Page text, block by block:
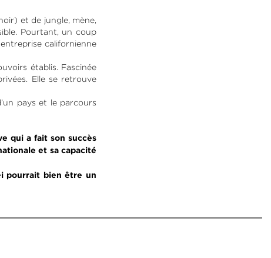
et de jungle, mène,
Pourtant, un coup
californienne
établis. Fascinée
Elle se retrouve
pays et le parcours
qui a fait son succès
et sa capacité
pourrait bien être un